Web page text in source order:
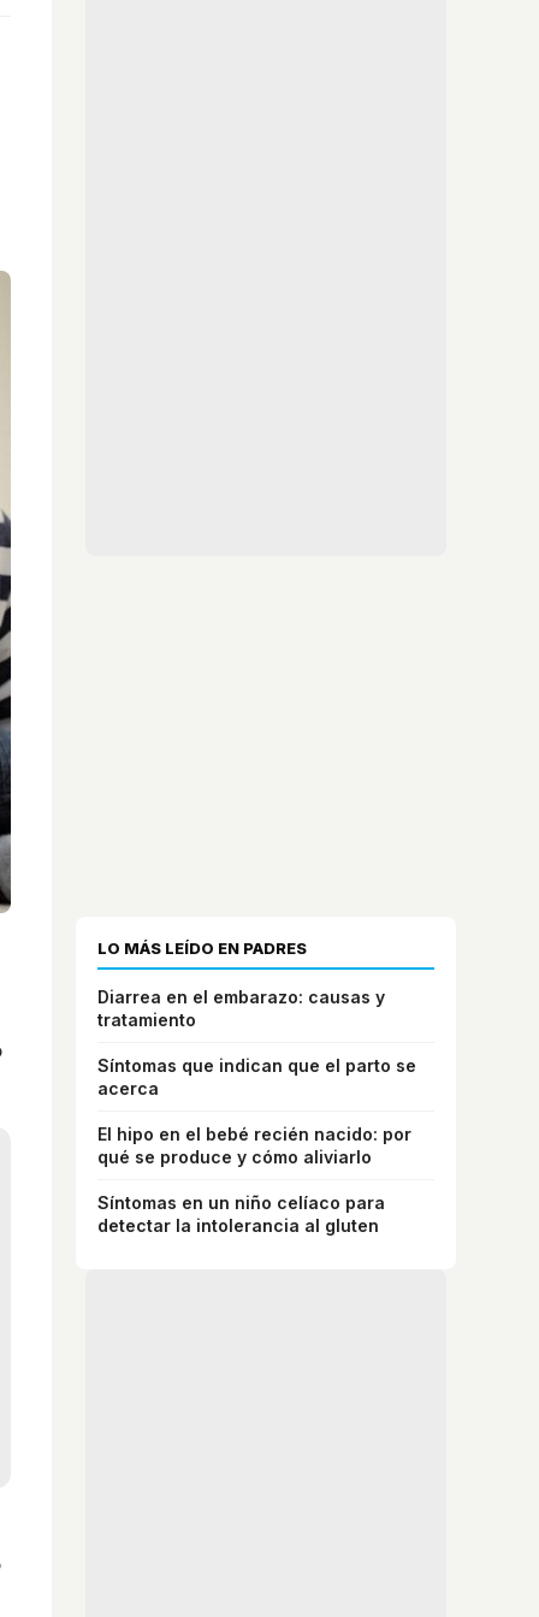
LO MÁS LEÍDO EN PADRES
Diarrea en el embarazo: causas y
tratamiento
Síntomas que indican que el parto se
acerca
El hipo en el bebé recién nacido: por
qué se produce y cómo aliviarlo
Síntomas en un niño celíaco para
detectar la intolerancia al gluten